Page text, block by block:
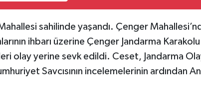
sahilinde yaşandı. Çenger
ihbarı üzerine Çenger Jandarma Karakolu
olay yerine sevk edildi. Ceset, Jandarma
Savcısının incelemelerinin ardından